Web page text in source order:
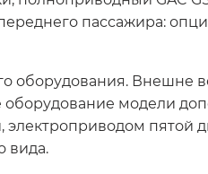
пассажира:
оборудования. Внешне
модели
пятой
вида.